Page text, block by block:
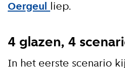
Oergeul liep.
4 glazen, 4
In het eerste scenario